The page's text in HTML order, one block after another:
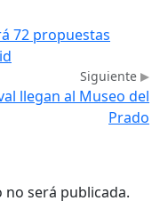
72 propuestas
Siguiente
llegan al Museo del
Prado
será publicada.